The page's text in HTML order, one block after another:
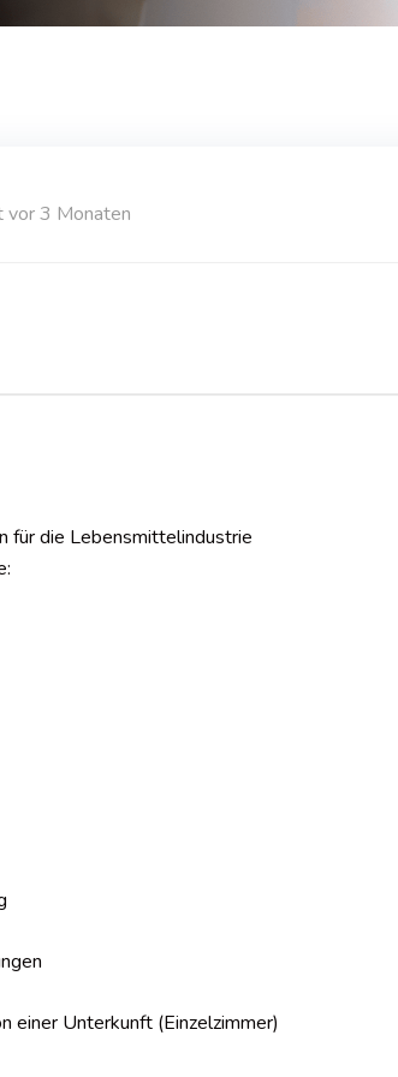
vor 3 Monaten
für die Lebensmittelindustrie
einer Unterkunft (Einzelzimmer)